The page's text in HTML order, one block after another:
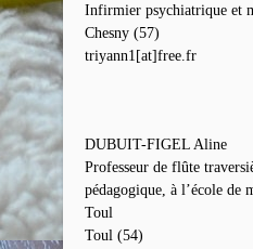
Infirmier psychiatrique et
Chesny (57)
triyann1[at]free.fr
DUBUIT-FIGEL Aline
Professeur de flûte
pédagogique, à l’école de
Toul
Toul (54)